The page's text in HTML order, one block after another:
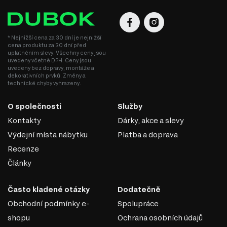
výrobě, které umožňuje vytvářet jak standardní, tak
jedinečné designové produkty.
* Nejnižší cena za 30 dní je nejnižší
cena produktu za 30 dní před
uplatněním slevy. Všechny ceny jsou
uvedeny včetně DPH. Ceny jsou
uvedeny bez dopravy, montáže a
dekorativních prvků. Změny a
technické chyby vyhrazeny.
O společnosti
Kontakty
Výdejní místa nábytku
Recenze
Články
Služby
Dárky, akce a slevy
Platba a doprava
Často kladené otázky
Obchodní podmínky e-
shopu
Dodatečně
Spolupráce
Ochrana osobních údajů